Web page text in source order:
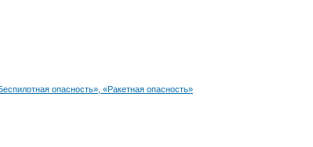
опасность», «Ракетная опасность»